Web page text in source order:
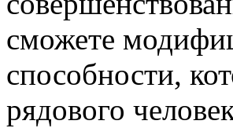
сможете
способности,
рядового